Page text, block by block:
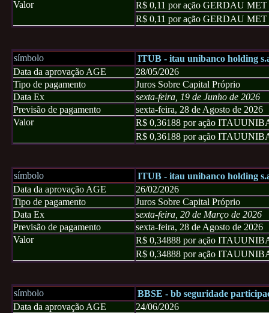
Valor
R$ 0,11 por ação GERDAU
R$ 0,11 por ação GERDAU
símbolo
ITUB - itau unibanco holding
Data da aprovação AGE
28/05/2026
Tipo de pagamento
Juros Sobre Capital Próprio
Data Ex
sexta-feira, 19 de Junho de 2026
Previsão de pagamento
sexta-feira, 28 de Agosto de 2026
Valor
R$ 0,36188 por ação
R$ 0,36188 por ação
símbolo
ITUB - itau unibanco holding
Data da aprovação AGE
26/02/2026
Tipo de pagamento
Juros Sobre Capital Próprio
Data Ex
sexta-feira, 20 de Março de 2026
Previsão de pagamento
sexta-feira, 28 de Agosto de 2026
Valor
R$ 0,34888 por ação
R$ 0,34888 por ação
símbolo
BBSE - bb seguridade
Data da aprovação AGE
24/06/2026